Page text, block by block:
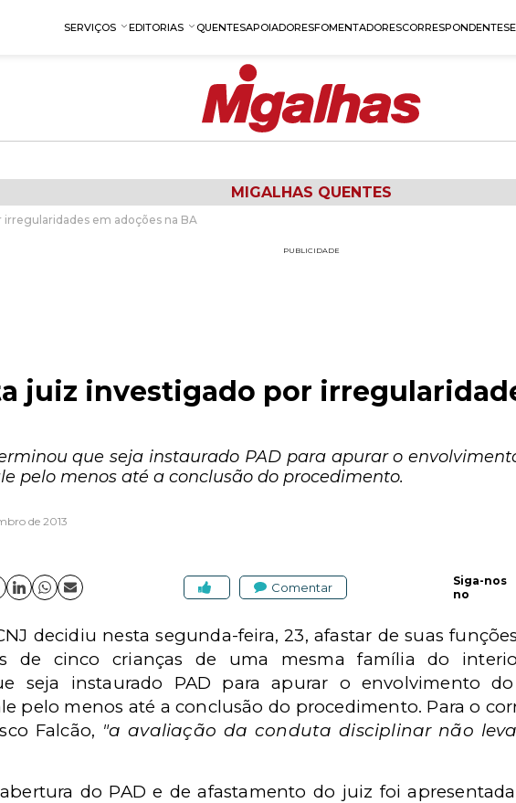
SERVIÇOS EDITORIAS QUENTESAPOIADORESFOMENTADORESCORRESPONDENTES
MIGALHAS QUENTES
irregularidades em adoções na BA
PUBLICIDADE
juiz investigado por
que seja instaurado PAD para apurar o
pelo menos até a conclusão do procedimento.
de 2013
Comentar
Siga-nos
no
decidiu nesta segunda-feira, 23, afastar de suas
de cinco crianças de uma mesma família do
seja instaurado PAD para apurar o envolvimento
pelo menos até a conclusão do procedimento. Para o
Falcão, "a avaliação da conduta disciplinar não
do PAD e de afastamento do juiz foi